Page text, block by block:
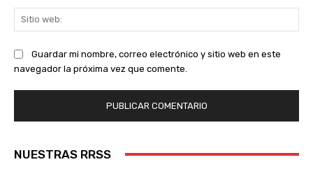
Guardar mi nombre, correo electrónico y sitio web en este
navegador la próxima vez que comente.
NUESTRAS RRSS